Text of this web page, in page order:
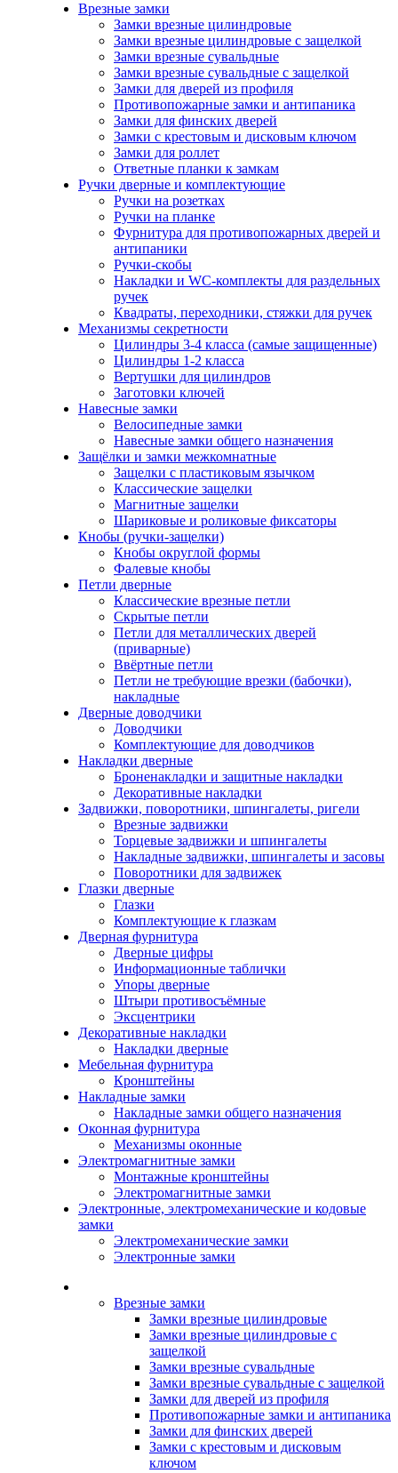
Врезные замки
Замки врезные цилиндровые
Замки врезные цилиндровые с защелкой
Замки врезные сувальдные
Замки врезные сувальдные с защелкой
Замки для дверей из профиля
Противопожарные замки и антипаника
Замки для финских дверей
Замки с крестовым и дисковым ключом
Замки для роллет
Ответные планки к замкам
Ручки дверные и комплектующие
Ручки на розетках
Ручки на планке
Фурнитура для противопожарных дверей и
антипаники
Ручки-скобы
Накладки и WC-комплекты для раздельных
ручек
Квадраты, переходники, стяжки для ручек
Механизмы секретности
Цилиндры 3-4 класса (самые защищенные)
Цилиндры 1-2 класса
Вертушки для цилиндров
Заготовки ключей
Навесные замки
Велосипедные замки
Навесные замки общего назначения
Защёлки и замки межкомнатные
Защелки с пластиковым язычком
Классические защелки
Магнитные защелки
Шариковые и роликовые фиксаторы
Кнобы (ручки-защелки)
Кнобы округлой формы
Фалевые кнобы
Петли дверные
Классические врезные петли
Скрытые петли
Петли для металлических дверей
(приварные)
Ввёртные петли
Петли не требующие врезки (бабочки),
накладные
Дверные доводчики
Доводчики
Комплектующие для доводчиков
Накладки дверные
Броненакладки и защитные накладки
Декоративные накладки
Задвижки, поворотники, шпингалеты, ригели
Врезные задвижки
Торцевые задвижки и шпингалеты
Накладные задвижки, шпингалеты и засовы
Поворотники для задвижек
Глазки дверные
Глазки
Комплектующие к глазкам
Дверная фурнитура
Дверные цифры
Информационные таблички
Упоры дверные
Штыри противосъёмные
Эксцентрики
Декоративные накладки
Накладки дверные
Мебельная фурнитура
Кронштейны
Накладные замки
Накладные замки общего назначения
Оконная фурнитура
Механизмы оконные
Электромагнитные замки
Монтажные кронштейны
Электромагнитные замки
Электронные, электромеханические и кодовые
замки
Электромеханические замки
Электронные замки
Врезные замки
Замки врезные цилиндровые
Замки врезные цилиндровые с
защелкой
Замки врезные сувальдные
Замки врезные сувальдные с защелкой
Замки для дверей из профиля
Противопожарные замки и антипаника
Замки для финских дверей
Замки с крестовым и дисковым
ключом